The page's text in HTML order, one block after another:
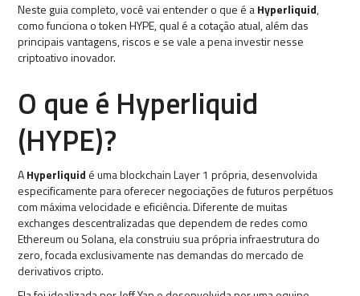
Neste guia completo, você vai entender o que é aHyperliquid,
como funciona o token HYPE, qual é a cotação atual, além das
principais vantagens, riscos e se vale a pena investir nesse
criptoativo inovador.
O que é Hyperliquid
(HYPE)?
AHyperliquid é uma blockchain Layer 1 própria, desenvolvida
especificamente para oferecer negociações de futuros perpétuos
com máxima velocidade e eficiência. Diferente de muitas
exchanges descentralizadas que dependem de redes como
Ethereum ou Solana, ela construiu sua própria infraestrutura do
zero, focada exclusivamente nas demandas do mercado de
derivativos cripto.